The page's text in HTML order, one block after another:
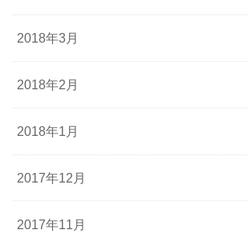
2018年3月
2018年2月
2018年1月
2017年12月
2017年11月